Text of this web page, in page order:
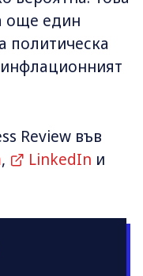
още един
политическа
Review във
, LinkedIn и